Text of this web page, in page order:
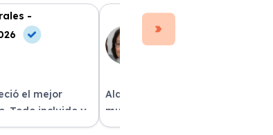
-
el mejor
Todo incluido y
servicio!
Ana Ruiz -
10 May, 2026
Alquilar un coche con Xe
muy sencillo. Tienen una gran
variedad y el trato fue